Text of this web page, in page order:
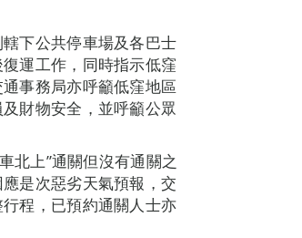
下公共停車場及各巴士
運工作，同時指示低窪
事務局亦呼籲低窪地區
財物安全，並呼籲公眾
北上”通關但沒有通關之
是次惡劣天氣預報，交
程，已預約通關人士亦